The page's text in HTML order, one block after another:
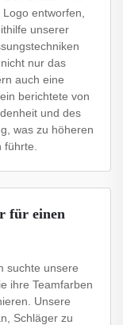
entworfen,
unserer
nur das
auch eine
berichtete von
und des
was zu höheren
für einen
suchte unsere
ihre Teamfarben
Unsere
Schläger zu